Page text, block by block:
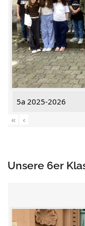
5a 2025-2026
«
‹
Unsere 6er